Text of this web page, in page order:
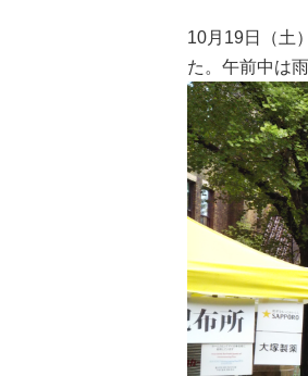
10月19日（土
た。午前中は